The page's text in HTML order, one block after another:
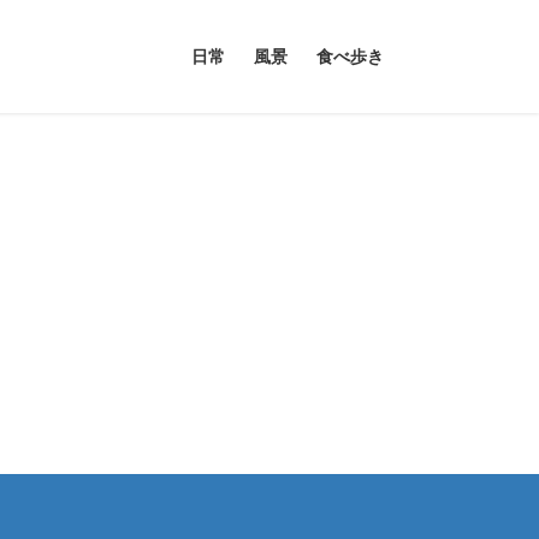
日常 風景 食べ歩き